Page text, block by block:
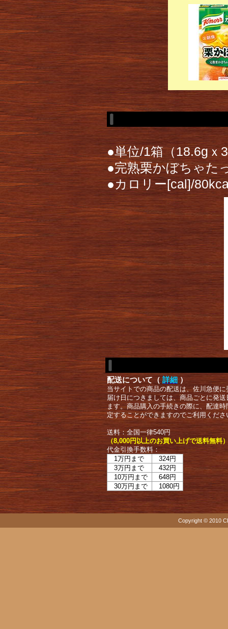
●単位/1箱（18.6gｘ
●完熟栗かぼちゃた
●カロリー[cal]/
配送について（ 詳細 ）
当サイトでの商品の配送は、佐川急便
届け日につきましては、商品ごとに発
ます。商品購入の手続きの際に、配達
定することができますのでご利用くださ
送料：全国一律540円
（8,000円以上のお買い上げで送料無料
代金引換手数料：
1万円まで
324円
3万円まで
432円
10万円まで
648円
30万円まで
1080円
Copyright © 2010